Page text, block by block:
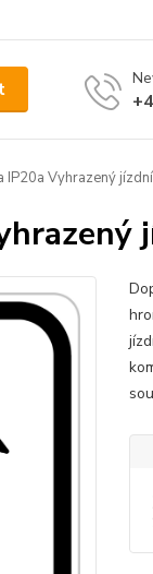
IP20a Vyhrazený